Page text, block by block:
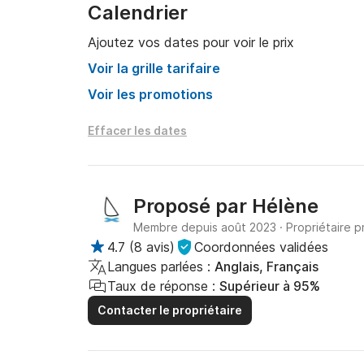
Calendrier
Ajoutez vos dates pour voir le prix
Voir la grille tarifaire
Voir les promotions
Effacer les dates
Proposé par Hélène
Membre depuis août 2023 · Propriétaire
4.7 (8 avis)
Coordonnées validées
Langues parlées : Anglais, Français
Taux de réponse : Supérieur à 95%
Contacter le propriétaire